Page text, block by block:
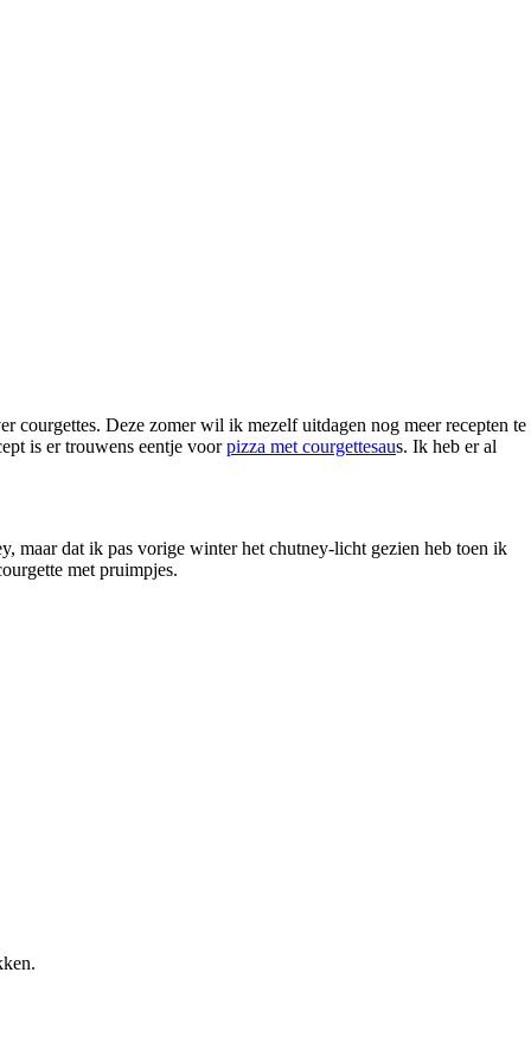
courgettes. Deze zomer wil ik mezelf uitdagen nog meer recepten te
is er trouwens eentje voorpizza met courgettesaus. Ik heb er al
maar dat ik pas vorige winter het chutney-licht gezien heb toen ik
met pruimpjes.